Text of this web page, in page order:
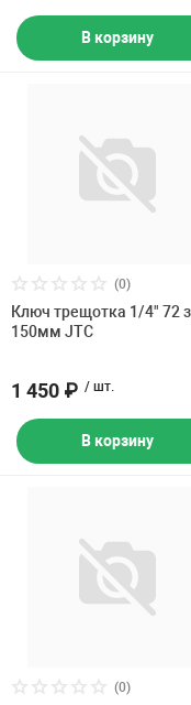
В корзину
(0)
Ключ трещотка 1/4" 72
150мм JTC
1 450 ₽ / шт.
В корзину
(0)